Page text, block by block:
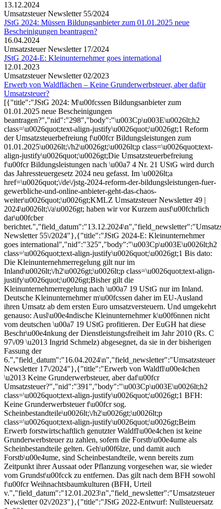
13.12.2024
Umsatzsteuer Newsletter 55/2024
JStG 2024: Müssen Bildungsanbieter zum 01.01.2025 neue
Bescheinigungen beantragen?
16.04.2024
Umsatzsteuer Newsletter 17/2024
JStG 2024-E: Kleinunternehmer goes international
12.01.2023
Umsatzsteuer Newsletter 02/2023
Erwerb von Waldflächen – Keine Grunderwerbsteuer, aber dafür
Umsatzsteuer?
[{"title":"JStG 2024: M\u00fcssen Bildungsanbieter zum
01.01.2025 neue Bescheinigungen
beantragen?","nid":"298","body":"\u003Cp\u003E\u0026lt;h2
class=\u0026quot;text-align-justify\u0026quot;\u0026gt;1 Reform
der Umsatzsteuerbefreiung f\u00fcr Bildungsleistungen zum
01.01.2025\u0026lt;\/h2\u0026gt;\u0026lt;p class=\u0026quot;text-
align-justify\u0026quot;\u0026gt;Die Umsatzsteuerbefreiung
f\u00fcr Bildungsleistungen nach \u00a7 4 Nr. 21 UStG wird durch
das Jahressteuergesetz 2024 neu gefasst. Im \u0026lt;a
href=\u0026quot;\/de\/jstg-2024-reform-der-bildungsleistungen-fuer-
gewerbliche-und-online-anbieter-geht-das-chaos-
weiter\u0026quot;\u0026gt;KMLZ Umsatzsteuer Newsletter 49 |
2024\u0026lt;\/a\u0026gt; haben wir vor Kurzem ausf\u00fchrlich
dar\u00fcber
Newsletter 55\/2024"},{"title":"JStG 2024-E: Kleinunternehmer
goes international","nid":"325","body":"\u003Cp\u003E\u0026lt;h2
class=\u0026quot;text-align-justify\u0026quot;\u0026gt;1 Bis dato:
Die Kleinunternehmerregelung gilt nur im
Inland\u0026lt;\/h2\u0026gt;\u0026lt;p class=\u0026quot;text-align-
justify\u0026quot;\u0026gt;Bisher gilt die
Kleinunternehmerregelung nach \u00a7 19 UStG nur im Inland.
Deutsche Kleinunternehmer m\u00fcssen daher im EU-Ausland
ihren Umsatz ab dem ersten Euro umsatzversteuern. Und umgekehrt
genauso: Ausl\u00e4ndische Kleinunternehmer k\u00f6nnen nicht
vom deutschen \u00a7 19 UStG profitieren. Der EuGH hat diese
Beschr\u00e4nkung der Dienstleistungsfreiheit im Jahr 2010 (Rs. C
97\/09 \u2013 Ingrid Schmelz) abgesegnet, da sie in der bisherigen
Fassung der
6.","field_datum":"16.04.2024\n","field_newsletter":"Umsatzsteuer
Newsletter 17\/2024"},{"title":"Erwerb von Waldfl\u00e4chen
\u2013 Keine Grunderwerbsteuer, aber daf\u00fcr
Umsatzsteuer?","nid":"391","body":"\u003Cp\u003E\u0026lt;h2
class=\u0026quot;text-align-justify\u0026quot;\u0026gt;1 BFH:
Keine Grunderwerbsteuer f\u00fcr sog.
Scheinbestandteile\u0026lt;\/h2\u0026gt;\u0026lt;p
class=\u0026quot;text-align-justify\u0026quot;\u0026gt;Beim
Erwerb forstwirtschaftlich genutzter Waldfl\u00e4chen ist keine
Grunderwerbsteuer zu zahlen, sofern die Forstb\u00e4ume als
Scheinbestandteile gelten. Geh\u00f6lze, und damit auch
Forstb\u00e4ume, sind Scheinbestandteile, wenn bereits zum
Zeitpunkt ihrer Aussaat oder Pflanzung vorgesehen war, sie wieder
vom Grundst\u00fcck zu entfernen. Das gilt nach dem BFH sowohl
f\u00fcr Weihnachtsbaumkulturen (BFH, Urteil
v.","field_datum":"12.01.2023\n","field_newsletter":"Umsatzsteuer
Newsletter 02\/2023"},{"title":"JStG 2022-Entwurf: Nullsteuersatz